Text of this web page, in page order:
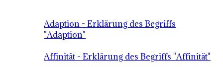
Adaption - Erklärung des Begriffs
"Adaption"
Affinität - Erklärung des Begriffs "Affinität"